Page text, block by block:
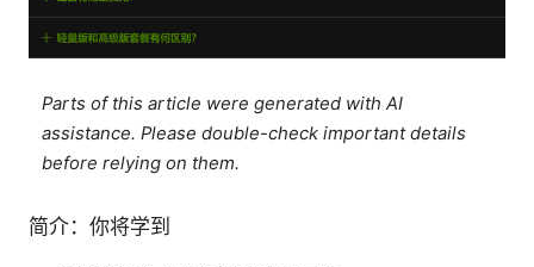
Parts of this article were generated with AI
assistance. Please double-check important details
before relying on them.
简介：你将学到